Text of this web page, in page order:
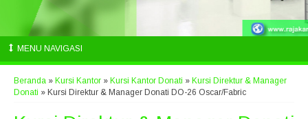
MENU NAVIGASI
Beranda » Kursi Kantor » Kursi Kantor Donati » Kursi Direktur & Manager
Donati » Kursi Direktur & Manager Donati DO-26 Oscar/Fabric